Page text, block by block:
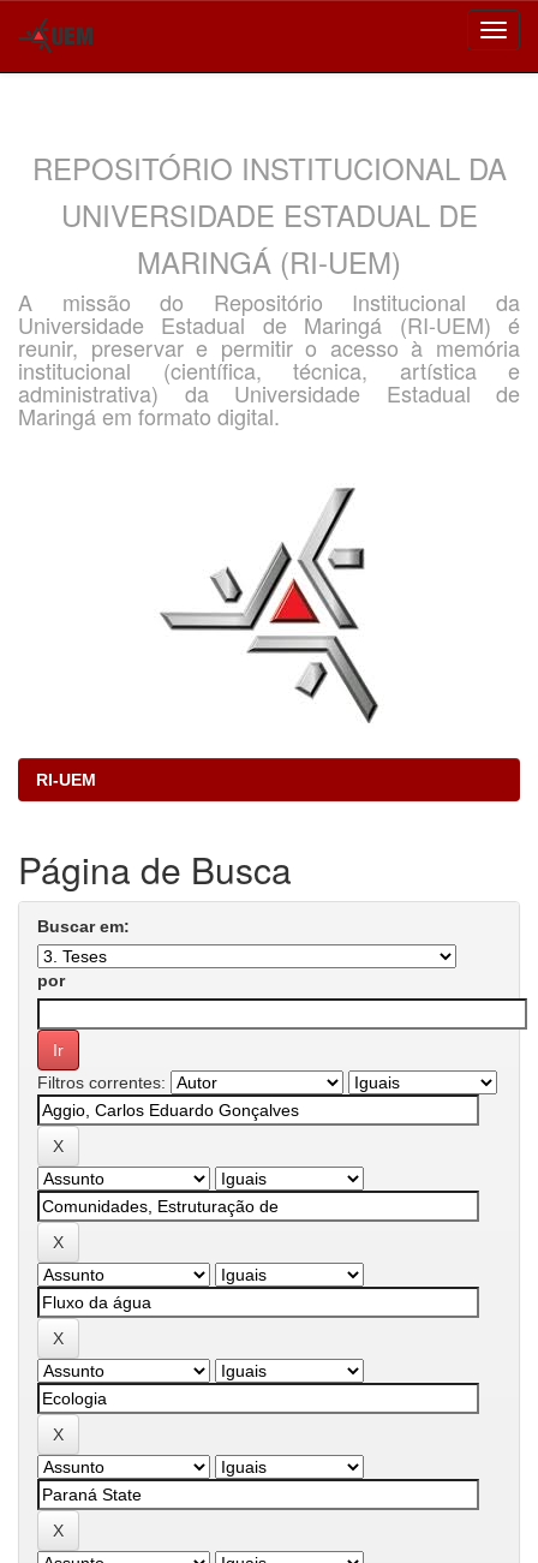
REPOSITÓRIO INSTITUCIONAL DA
UNIVERSIDADE ESTADUAL DE
MARINGÁ (RI-UEM)
A missão do Repositório Institucional da
Universidade Estadual de Maringá (RI-UEM) é
reunir, preservar e permitir o acesso à memória
institucional (científica, técnica, artística e
administrativa) da Universidade Estadual de
Maringá em formato digital.
RI-UEM
Página de Busca
Buscar em:
por
Filtros correntes: